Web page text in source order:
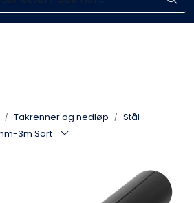
hentes i butikk (Sandefjord)
Takrenner og nedløp
Stål
3m Sort